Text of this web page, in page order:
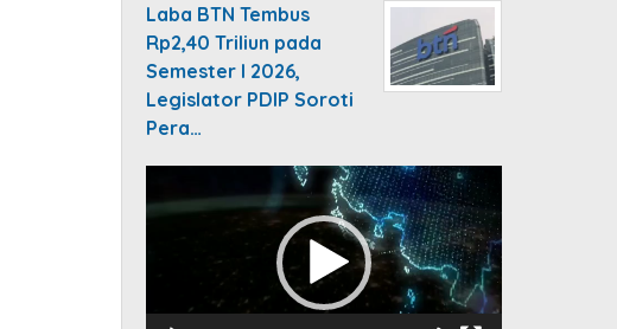
Laba BTN Tembus
Rp2,40 Triliun pada
Semester I 2026,
Legislator PDIP Soroti
Pera…
Player